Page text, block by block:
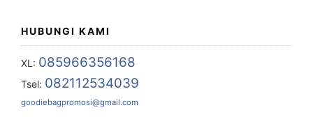
HUBUNGI KAMI
XL: 085966356168
Tsel: 082112534039
goodiebagpromosi@gmail.com